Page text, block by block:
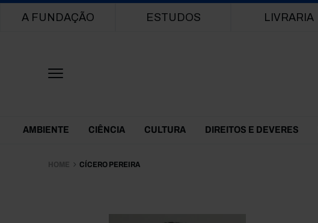
Main navigation
A FUNDAÇÃO ESTUDOS LIVRARIA
Themes Menu
AMBIENTE CIÊNCIA CULTURA DIREITOS E DEVERES
HOME CÍCERO PEREIRA